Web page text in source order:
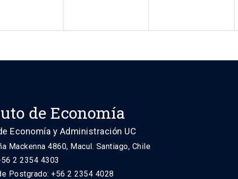
de Economía
Economía y Administración UC
Mackenna 4860, Macul. Santiago, Chile
2 2354 4303
Postgrado: +56 2 2354 4028